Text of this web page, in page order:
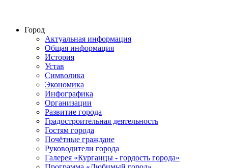
Город
Актуальная информация
Общая информация
История
Устав
Символика
Экономика
Инфографика
Организации
Развитие города
Градостроительная деятельность
Гостям города
Почётные граждане
Руководители города
Галерея «Курганцы - гордость города»